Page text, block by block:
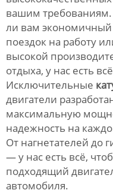
вашим требованиям.
ли вам экономичный
поездок на работу
высокой
отдыха, у нас есть
Исключительные
двигатели
максимальную
надежность на
От нагнетателей до
— у нас есть всё,
подходящий
автомобиля.